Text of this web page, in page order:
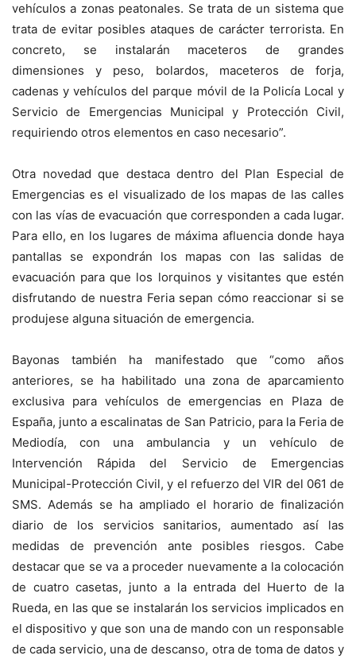
vehículos a zonas peatonales. Se trata de un sistema que
trata de evitar posibles ataques de carácter terrorista. En
concreto, se instalarán maceteros de grandes
dimensiones y peso, bolardos, maceteros de forja,
cadenas y vehículos del parque móvil de la Policía Local y
Servicio de Emergencias Municipal y Protección Civil,
requiriendo otros elementos en caso necesario”.
Otra novedad que destaca dentro del Plan Especial de
Emergencias es el visualizado de los mapas de las calles
con las vías de evacuación que corresponden a cada lugar.
Para ello, en los lugares de máxima afluencia donde haya
pantallas se expondrán los mapas con las salidas de
evacuación para que los lorquinos y visitantes que estén
disfrutando de nuestra Feria sepan cómo reaccionar si se
produjese alguna situación de emergencia.
Bayonas también ha manifestado que “como años
anteriores, se ha habilitado una zona de aparcamiento
exclusiva para vehículos de emergencias en Plaza de
España, junto a escalinatas de San Patricio, para la Feria de
Mediodía, con una ambulancia y un vehículo de
Intervención Rápida del Servicio de Emergencias
Municipal-Protección Civil, y el refuerzo del VIR del 061 de
SMS. Además se ha ampliado el horario de finalización
diario de los servicios sanitarios, aumentado así las
medidas de prevención ante posibles riesgos. Cabe
destacar que se va a proceder nuevamente a la colocación
de cuatro casetas, junto a la entrada del Huerto de la
Rueda, en las que se instalarán los servicios implicados en
el dispositivo y que son una de mando con un responsable
de cada servicio, una de descanso, otra de toma de datos y